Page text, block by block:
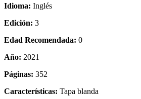
Idioma: Inglés
Edición: 3
Edad Recomendada: 0
Año: 2021
Páginas: 352
Características: Tapa blanda